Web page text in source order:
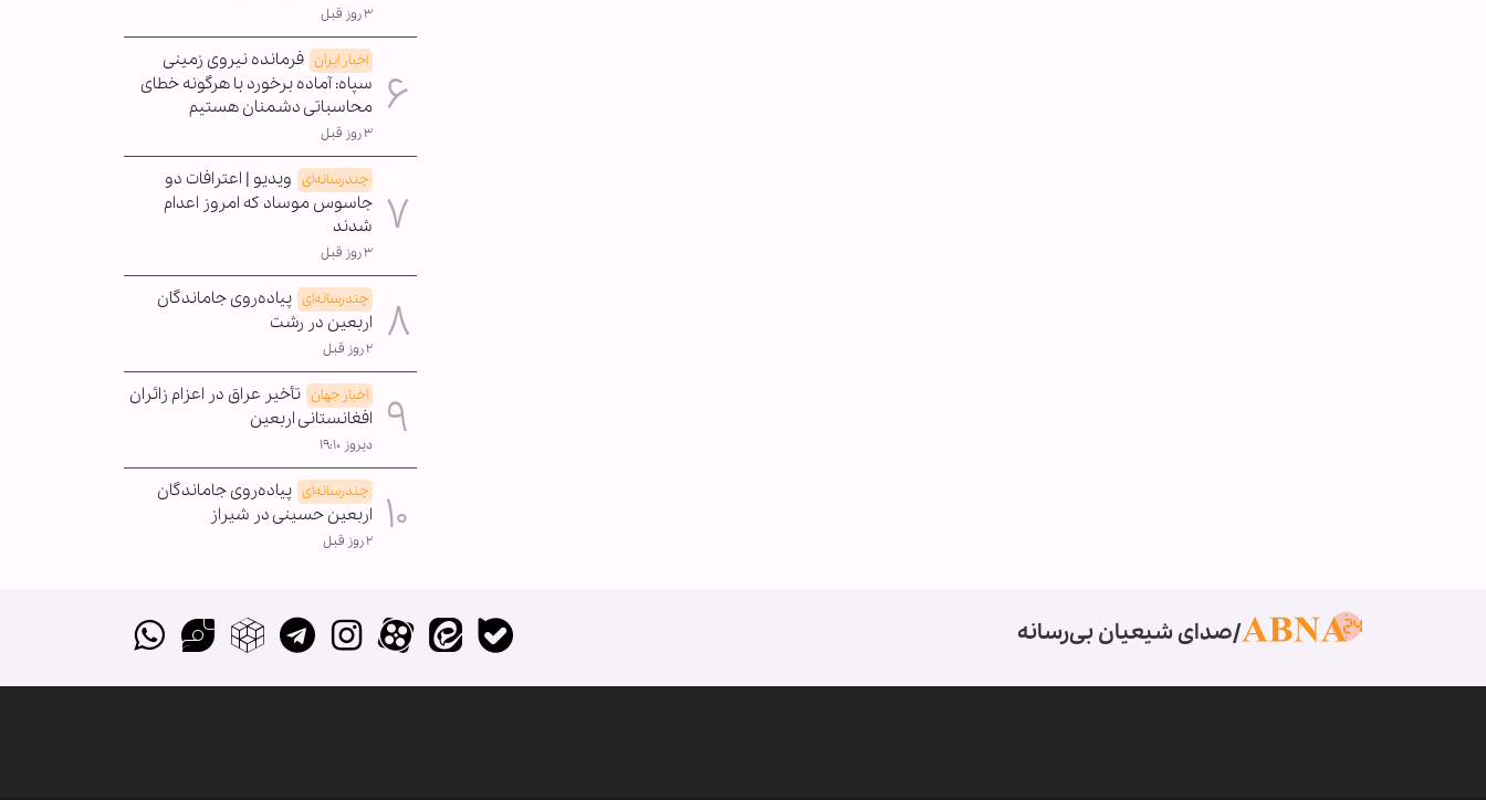
۳ روز قبل
اخبار ایران فرمانده نیروی زمینی
سپاه: آماده برخورد با هرگونه خطای
محاسباتی دشمنان هستیم
۳ روز قبل
چندرسانه‌ای ویدیو | اعترافات دو
جاسوس موساد که امروز اعدام
شدند
۳ روز قبل
چندرسانه‌ای پیاده‌روی جاماندگان
اربعین در رشت
۲ روز قبل
اخبار جهان تأخیر عراق در اعزام زائران
افغانستانی اربعین
دیروز ۱۹:۱۰
چندرسانه‌ای پیاده‌روی جاماندگان
اربعین حسینی در شیراز
۲ روز قبل
صدای شیعیان بی‌رسانه